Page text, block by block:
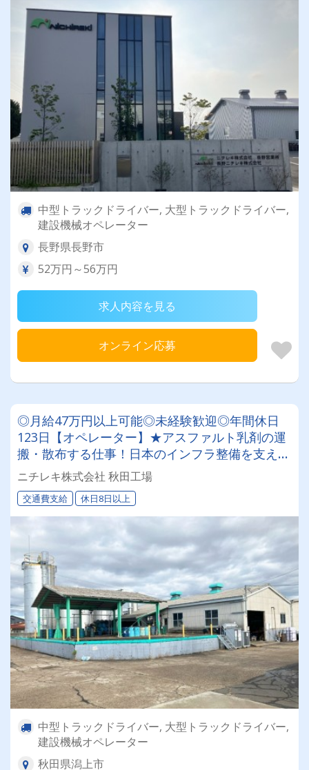
中型トラックドライバー, 大型トラックドライバー,
建設機械オペレーター
長野県長野市
52万円～56万円
求人内容を見る
オンライン応募
◎月給47万円以上可能◎未経験歓迎◎年間休日
123日【オペレーター】★アスファルト乳剤の運
搬・散布する仕事！日本のインフラ整備を支える
やりがいアリ！！
ニチレキ株式会社 秋田工場
交通費支給 休日8日以上
中型トラックドライバー, 大型トラックドライバー,
建設機械オペレーター
秋田県潟上市